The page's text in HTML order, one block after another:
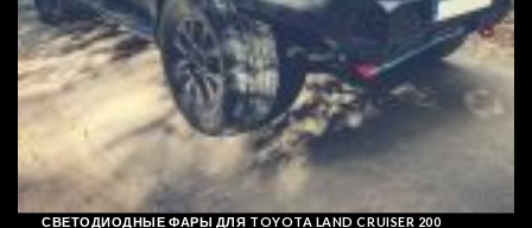
СВЕТОДИОДНЫЕ ФАРЫ ДЛЯ TOYOTA LAND CRUISER 200